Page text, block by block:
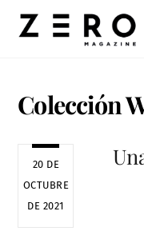
Colección
20 DE
OCTUBRE
DE 2021